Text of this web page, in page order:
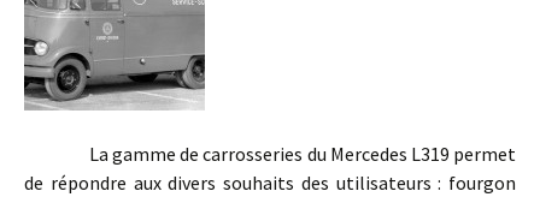
La gamme de carrosseries du Mercedes L319 permet
de répondre aux divers souhaits des utilisateurs : fourgon